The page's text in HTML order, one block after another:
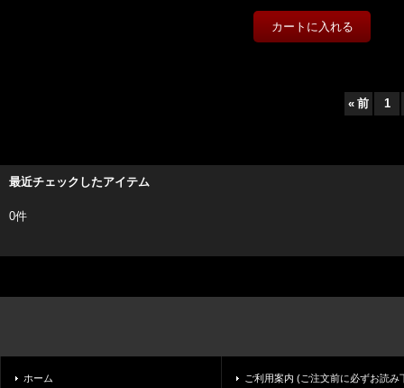
« 前 1
最近チェックしたアイテム
0件
ホーム ご利用案内 (ご注文前に必ずお読み